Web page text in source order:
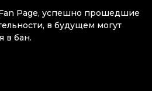
Page, успешно прошедшие
в будущем могут
в бан.